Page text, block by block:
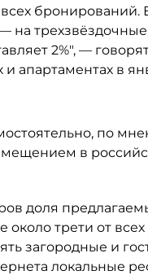
бронирований.
на
2%", —
апартаментах в
по
в
доля
около трети от
загородные и
локальные